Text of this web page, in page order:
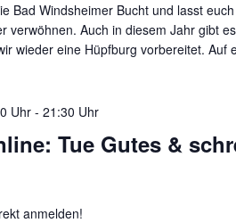
Bad Windsheimer Bucht und lasst
verwöhnen. Auch in diesem Jahr gibt
wieder eine Hüpfburg vorbereitet.
Tue Gutes &
Uhr- 21:30 Uhr
anmelden!